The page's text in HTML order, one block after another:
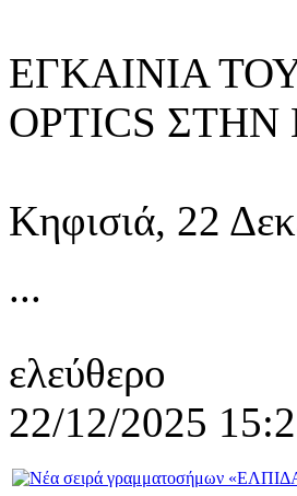
EΓΚΑΙΝΙΑ
OPTICS ΣΤΗΝ
Κηφισιά, 22
...
ελεύθερο
22/12/2025